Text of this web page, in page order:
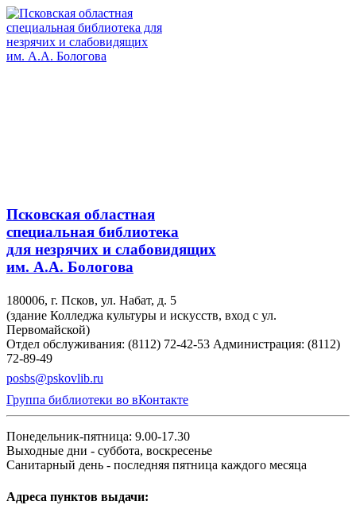
Псковская областная
специальная библиотека
для незрячих и слабовидящих
им. А.А. Бологова
180006, г. Псков, ул. Набат, д. 5
(здание Колледжа культуры и искусств, вход с ул.
Первомайской)
Отдел обслуживания: (8112) 72-42-53 Администрация: (8112)
72-89-49
posbs@pskovlib.ru
Группа библиотеки во вКонтакте
Понедельник-пятница: 9.00-17.30
Выходные дни - суббота, воскресенье
Санитарный день - последняя пятница каждого месяца
Адреса пунктов выдачи: